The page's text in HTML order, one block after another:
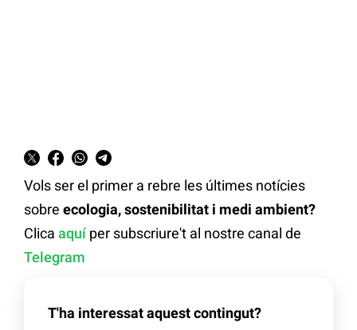
Vols ser el primer a rebre les últimes notícies
sobre ecologia, sostenibilitat i medi ambient?
Clica aquí per subscriure't al nostre canal de
Telegram
T'ha interessat aquest contingut?